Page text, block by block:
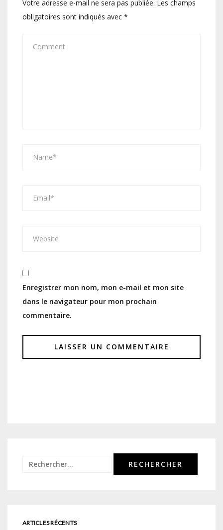
Votre adresse e-mail ne sera pas publiée. Les champs
obligatoires sont indiqués avec *
Enregistrer mon nom, mon e-mail et mon site
dans le navigateur pour mon prochain
commentaire.
Rechercher :
ARTICLES RÉCENTS